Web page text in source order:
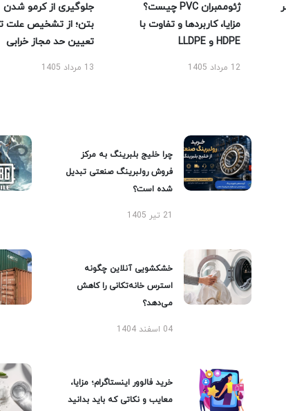
ژئوممبران PVC چیست؟
مزایا، کاربردها و تفاوت با
HDPE و LLDPE
12 مرداد 1405
جلوگیری از کرمو شدن
بتن؛ از تشخیص علت
تعیین حد مجاز خرابی
13 مرداد 1405
چرا خلیج بلبرینگ به مرکز
فروش رولبرینگ صنعتی تبدیل
شده است؟
21 تیر 1405
خشکشویی آنلاین چگونه
استرس خانه‌تکانی را کاهش
می‌دهد؟
04 اسفند 1404
خرید فالوور اینستاگرام؛ مزایا،
معایب و نکاتی که باید بدانید